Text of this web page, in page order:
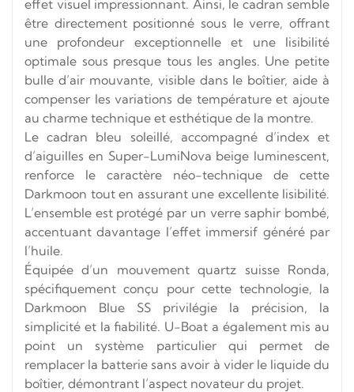
effet visuel impressionnant. Ainsi, le cadran semble
être directement positionné sous le verre, offrant
une profondeur exceptionnelle et une lisibilité
optimale sous presque tous les angles. Une petite
bulle d’air mouvante, visible dans le boîtier, aide à
compenser les variations de température et ajoute
au charme technique et esthétique de la montre.
Le cadran bleu soleillé, accompagné d’index et
d’aiguilles en Super-LumiNova beige luminescent,
renforce le caractère néo-technique de cette
Darkmoon tout en assurant une excellente lisibilité.
L’ensemble est protégé par un verre saphir bombé,
accentuant davantage l’effet immersif généré par
l’huile.
Équipée d’un mouvement quartz suisse Ronda,
spécifiquement conçu pour cette technologie, la
Darkmoon Blue SS privilégie la précision, la
simplicité et la fiabilité. U-Boat a également mis au
point un système particulier qui permet de
remplacer la batterie sans avoir à vider le liquide du
boîtier, démontrant l’aspect novateur du projet.